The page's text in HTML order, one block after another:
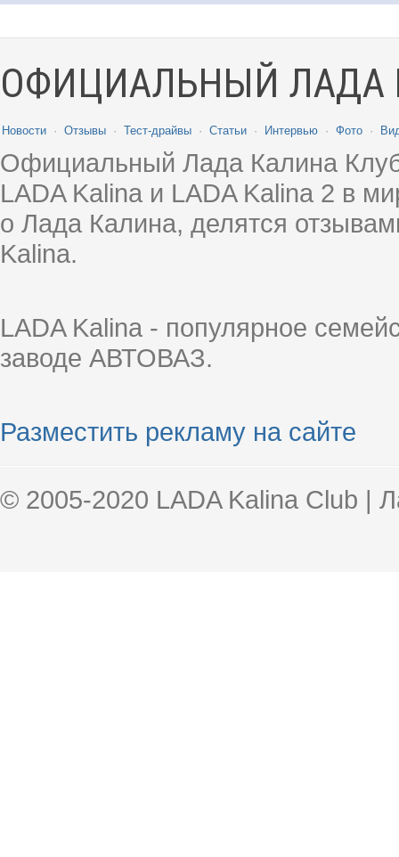
ОФИЦИАЛЬНЫЙ ЛАДА
Новости · Отзывы · Тест-драйвы · Статьи · Интервью · Фото ·
Официальный Лада Калина
LADA Kalina и LADA Kalina 2 в
о Лада Калина, делятся
Kalina.
LADA Kalina - популярное
заводе АВТОВАЗ.
Разместить рекламу на сайте
© 2005-2020 LADA Kalina Club |